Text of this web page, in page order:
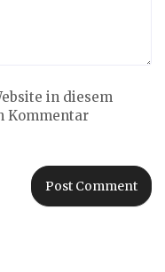
in diesem
Kommentar